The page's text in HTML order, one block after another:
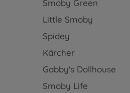
Smoby Green
Little Smoby
Spidey
Kärcher
Gabby's Dollhouse
Smoby Life